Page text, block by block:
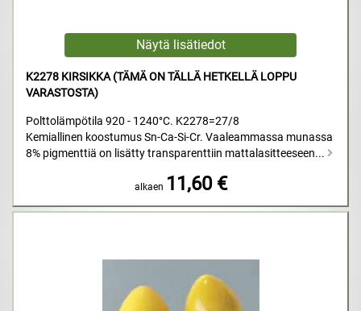
K2278 KIRSIKKA (TÄMÄ ON TÄLLÄ HETKELLÄ LOPPU
VARASTOSTA)
Polttolämpötila 920 - 1240°C. K2278=27/8
Kemiallinen koostumus Sn-Ca-Si-Cr. Vaaleammassa munassa
8% pigmenttiä on lisätty transparenttiin mattalasitteeseen...
alkaen 11,60 €